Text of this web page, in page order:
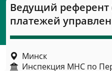
Ведущий референт
платежей
Минск
Инспекция МНС по